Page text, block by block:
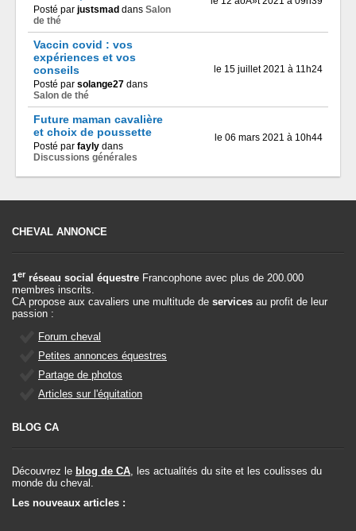
Posté par justsmad dans Salon
de thé
Vaccin covid : vos
expériences et vos
conseils
Posté par solange27 dans
Salon de thé
le 15 juillet 2021 à 11h24
Future maman cavalière
et choix de poussette
Posté par fayly dans
Discussions générales
le 06 mars 2021 à 10h44
CHEVAL ANNONCE
1er réseau social équestre Francophone avec plus de 200.000
membres inscrits.
CA propose aux cavaliers une multitude de services au profit de leur
passion :
Forum cheval
Petites annonces équestres
Partage de photos
Articles sur l'équitation
BLOG CA
Découvrez le blog de CA, les actualités du site et les coulisses du
monde du cheval.
Les nouveaux articles :